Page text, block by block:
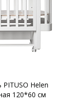
PITUSO Helen
120*60 см